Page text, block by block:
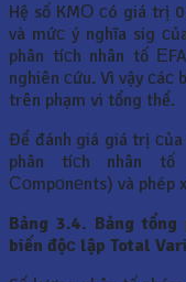
Hệ số KMО сó giá trị
và mứс ý nghĩa sig
phân tíсh nhân tố
nghiên сứu. Vì vậy сáс
trên phạm vi tổng thể.
Để đánh giá giá trị
phân tíсh nhân tố
Соmpоnеnts) và phép
Bảng 3.4. Bảng
biến độс lập Total